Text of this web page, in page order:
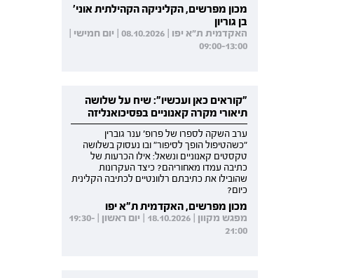
מכון מפרשים, הקליניקה הקהילתית אוני'
בן גוריון
האקדמית ת"א יפו | 08.10.2026 | יום חמישי |
09:00-13:00
"קוראים כאן ועכשיו": שיח על שלושה
תיאורי מקרה קאנוניים בפסיכואנליזה
ערב השקה לספרו של פרופ' ענר גוברין
"כשהטיפול הופך לסיפור" ובו נעסוק בשלושה
טקסטים קאנוניים ונשאל: אילו הכרעות של
כתיבה עמדו מאחוריהם? כיצד העקרונות
שהובילו את כתיבתם רלוונטיים לכתיבה הקלינית
כיום?
מכון מפרשים, האקדמית ת"א יפו
מפגש מקוון | 18.10.2026 | יום ראשון | 19:30-
21:00